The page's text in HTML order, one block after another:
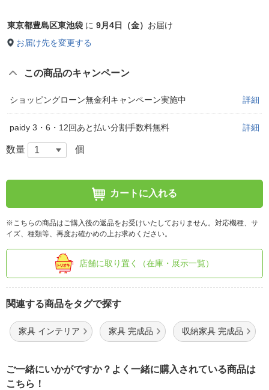
東京都豊島区東池袋 に 9月4日（金） お届け
お届け先を変更する
この商品のキャンペーン
ショッピングローン無金利キャンペーン実施中 詳細
paidy 3・6・12回あと払い分割手数料無料 詳細
数量 個
カートに入れる
※こちらの商品はご購入後の返品をお受けいたしておりません。対応機種、サ
イズ、種類等、再度お確かめの上お求めください。
店舗に取り置く（在庫・展示一覧）
関連する商品をタグで探す
家具 インテリア 家具 完成品 収納家具 完成品
ご一緒にいかがですか？よく一緒に購入されている商品は
こちら！